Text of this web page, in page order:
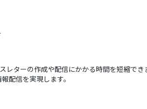
ターの作成や配信にかかる時間を短縮でき
配信を実現します。